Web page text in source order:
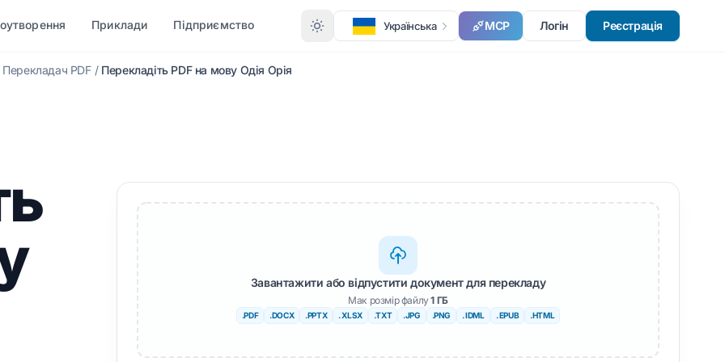
PDF в TXT
InDesign у PDF
XLSX в PDF
TXT в XLSX
JPG в PDF
JPEG в PDF
Шведська
Приклади Підприємство Українська MCP Логін Реєстрація
Перекладач PDF / Перекладіть PDF на мову Одія Орія
Завантажити або відпустити документ для перекладу
Мак розмір файлу1 ГБ
.PDF .DOCX .PPTX . XLSX .TXT .JPG .PNG . IDML . EPUB .HTML